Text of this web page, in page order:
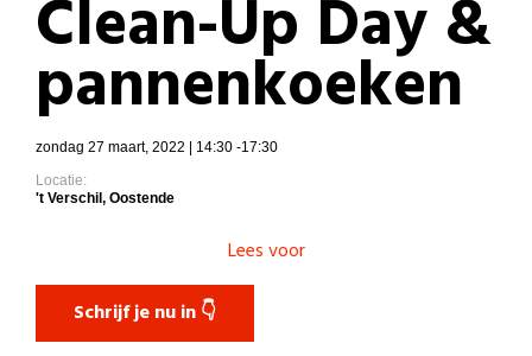
Clean-Up Day &
pannenkoeken
zondag 27 maart, 2022 | 14:30 -17:30
Locatie:
't Verschil, Oostende
Lees voor
Schrijf je nu in 👇